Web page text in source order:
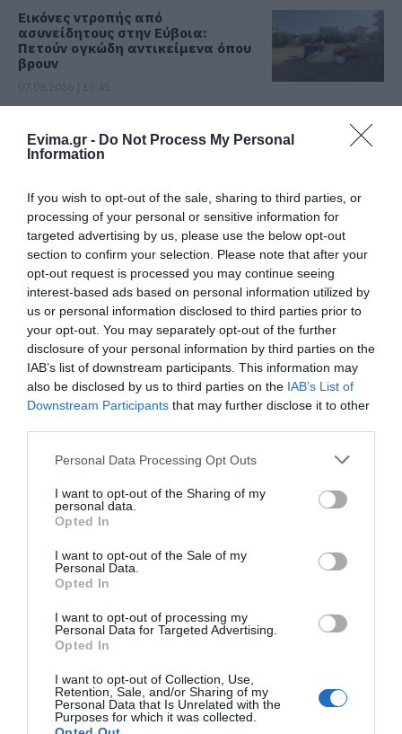
Evima.gr - Do Not Process My Personal
Information
If you wish to opt-out of the sale, sharing to third parties, or
processing of your personal or sensitive information for
targeted advertising by us, please use the below opt-out
section to confirm your selection. Please note that after your
opt-out request is processed you may continue seeing
interest-based ads based on personal information utilized by
us or personal information disclosed to third parties prior to
your opt-out. You may separately opt-out of the further
disclosure of your personal information by third parties on the
IAB’s list of downstream participants. This information may
also be disclosed by us to third parties on the IAB’s List of
Downstream Participants that may further disclose it to other
Please note that this website/app uses one or more Google
not limited to your visit or usage behaviour. You may click to
grant or deny consent to Google and its third-party tags to
use your data for below specified purposes in below Google
consent section.
Personal Data Processing Opt Outs
I want to opt-out of the Sharing of my
personal data.
Opted In
I want to opt-out of the Sale of my
Personal Data.
Opted In
I want to opt-out of processing my
Personal Data for Targeted Advertising.
Opted In
I want to opt-out of Collection, Use,
Retention, Sale, and/or Sharing of my
Personal Data that Is Unrelated with the
Purposes for which it was collected.
Εικόνες ντροπής από
ασυνείδητους στην Εύβοια:
Πετούν ογκώδη αντικείμενα όπου
βρουν
οι πυροσβέστες που έδωσαν μάχη
με τις φλόγες – Έφτασαν στην
07.08.2026 | 15:30
Νέα αποκάλυψη του evima: Αυτές
οι εθελοντικές ομάδες της
Εύβοιας ενισχύονται με
πυροσβεστικά οχήματα
07.08.2026 | 15:15
Κωνσταντοπούλου από τη
Βοιωτία: Αυτό που συμβαίνει δεν
είναι ατύχημα, είναι έγκλημα
διαρκές και συνεχιζόμενο
07.08.2026 | 15:00
γεμίσει με λάδια στην Εύβοια
Σεπτεμβρίου 2026
07.08.2026 | 14:30
Θλίψη στην Εύβοια: Γυναίκα
έχασε την ζωή της
07.08.2026 | 14:15
Νεκρός ανασύρθηκε 69χρονος
Όλες οι τελευταίες ειδήσεις
ΠΕΡΙΣΣΟΤΕΡΑ ΑΠΟ ΕΙΔΗΣΕΙΣ ΕΥΒΟΙΑ
Διακοπές στην
ο προορισμός για
αυθεντικές ελληνικές
γεύσεις
Εύβοια: Πετούν ογκώδη
αντικείμενα όπου